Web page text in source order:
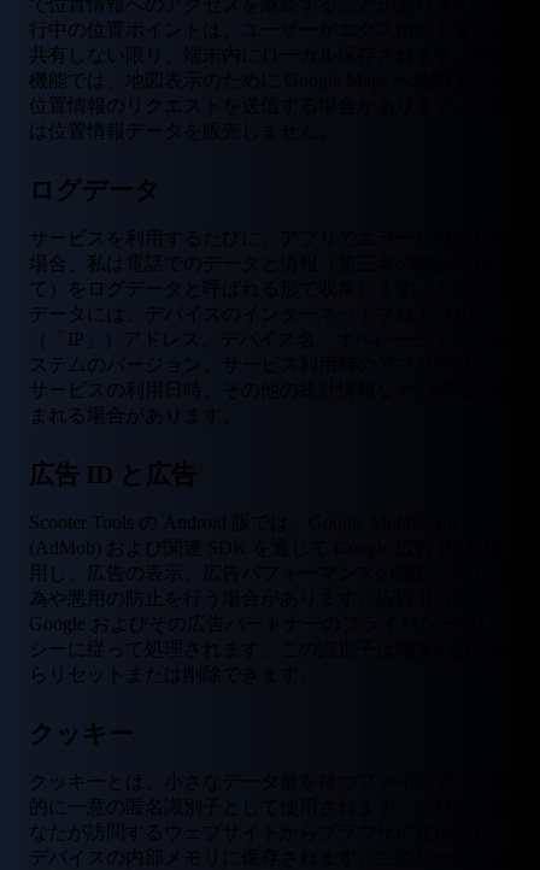
で位置情報へのアクセスを継続することがあります。走
行中の位置ポイントは、ユーザーがエクスポートまたは
共有しない限り、端末内にローカル保存されます。地図
機能では、地図表示のために Google Maps へ地図または
位置情報のリクエストを送信する場合があります。当社
は位置情報データを販売しません。
ログデータ
サービスを利用するたびに、アプリでエラーが発生した
場合、私は電話でのデータと情報（第三者の製品を通じ
て）をログデータと呼ばれる形で収集します。このログ
データには、デバイスのインターネットプロトコル
（「IP」）アドレス、デバイス名、オペレーティングシ
ステムのバージョン、サービス利用時のアプリの構成、
サービスの利用日時、その他の統計情報などの情報が含
まれる場合があります。
広告 ID と広告
Scooter Tools の Android 版では、Google Mobile Ads
(AdMob) および関連 SDK を通じて Google 広告 ID を使
用し、広告の表示、広告パフォーマンスの測定、不正行
為や悪用の防止を行う場合があります。広告 ID は、
Google およびその広告パートナーのプライバシーポリ
シーに従って処理されます。この識別子は端末の設定か
らリセットまたは削除できます。
クッキー
クッキーとは、小さなデータ量を持つファイルで、一般
的に一意の匿名識別子として使用されます。これらはあ
なたが訪問するウェブサイトからブラウザに送信され、
デバイスの内部メモリに保存されます。このサービスは